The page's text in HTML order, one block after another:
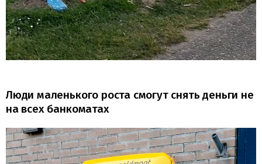
Люди маленького роста смогут снять деньги не
на всех банкоматах